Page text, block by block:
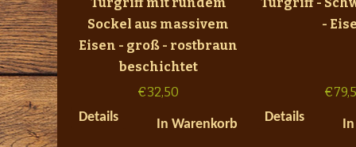
Sockel aus massivem
Eisen - groß - rostbraun
beschichtet
€32,50
Details
In Warenkorb
-
€
Details